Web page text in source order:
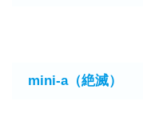
mini-a（絶滅）